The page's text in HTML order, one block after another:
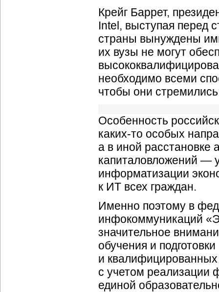
Крейг Баррет,
Intel, выступая перед
страны вынуждены
их вузы не могут
необходимо всеми
чтобы они
Особенность
каких-то особых
а в иной расстановке
капиталовложений —
информатизации
к ИТ всех граждан.
Именно поэтому в
инфокоммуникаций
значительное
обучения и
и квалифицированных
с учетом реализации
единой